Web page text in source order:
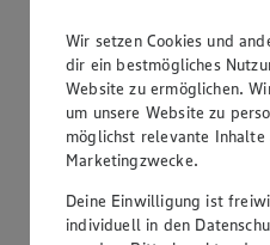
Wir setzen Cookies und
dir ein bestmögliches
Website zu ermöglichen.
um unsere Website zu
möglichst relevante
Marketingzwecke.
Deine Einwilligung ist
individuell in den